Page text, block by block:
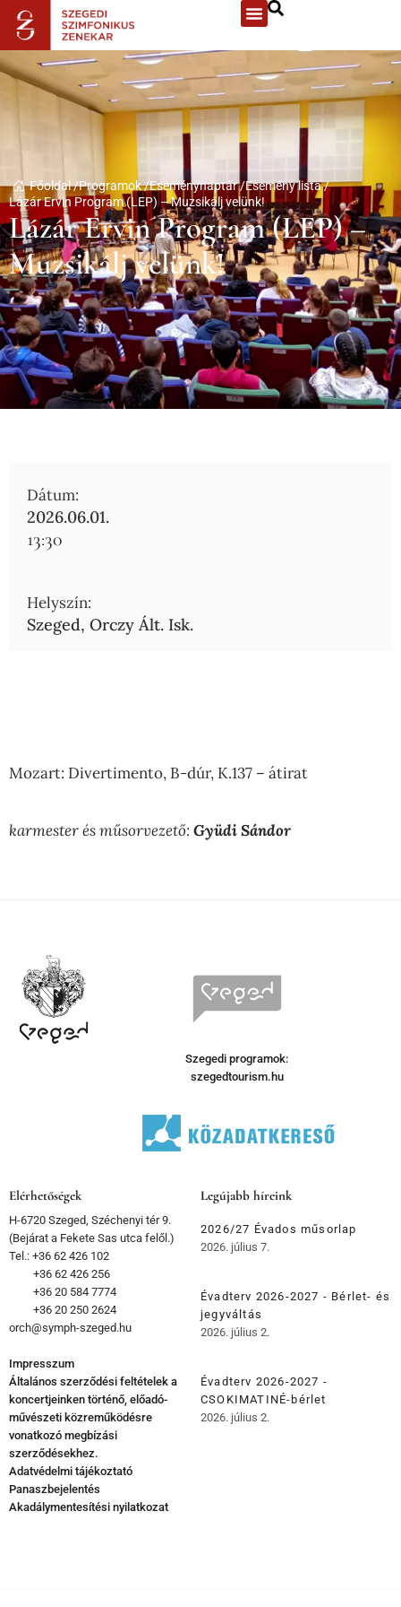
Főoldal /Programok /Eseménynaptár /Esemény lista /
Lázár Ervin Program (LEP) – Muzsikálj velünk!
Lázár Ervin Program (LEP) –
Muzsikálj velünk!
Dátum:
2026.06.01.
13:30
Helyszín:
Szeged, Orczy Ált. Isk.
Mozart: Divertimento, B-dúr, K.137 – átirat
karmester és műsorvezető:Gyüdi Sándor
Szegedi programok:
szegedtourism.hu
Elérhetőségek
H-6720 Szeged, Széchenyi tér 9.
(Bejárat a Fekete Sas utca felől.)
Tel.: +36 62 426 102
+36 62 426 256
+36 20 584 7774
+36 20 250 2624
orch@symph-szeged.hu
Impresszum
Általános szerződési feltételek a
koncertjeinken történő, előadó-
művészeti közreműködésre
vonatkozó megbízási
szerződésekhez.
Adatvédelmi tájékoztató
Panaszbejelentés
Akadálymentesítési nyilatkozat
Legújabb híreink
2026/27 Évados műsorlap
2026. július 7.
Évadterv 2026-2027 - Bérlet- és
jegyváltás
2026. július 2.
Évadterv 2026-2027 -
CSOKIMATINÉ-bérlet
2026. július 2.